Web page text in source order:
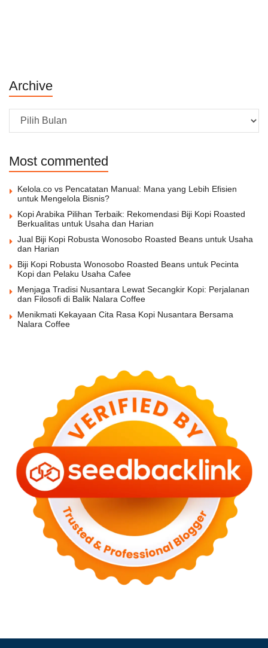
Archive
Archive
Most commented
Kelola.co vs Pencatatan Manual: Mana yang Lebih Efisien
untuk Mengelola Bisnis?
Kopi Arabika Pilihan Terbaik: Rekomendasi Biji Kopi Roasted
Berkualitas untuk Usaha dan Harian
Jual Biji Kopi Robusta Wonosobo Roasted Beans untuk Usaha
dan Harian
Biji Kopi Robusta Wonosobo Roasted Beans untuk Pecinta
Kopi dan Pelaku Usaha Cafee
Menjaga Tradisi Nusantara Lewat Secangkir Kopi: Perjalanan
dan Filosofi di Balik Nalara Coffee
Menikmati Kekayaan Cita Rasa Kopi Nusantara Bersama
Nalara Coffee